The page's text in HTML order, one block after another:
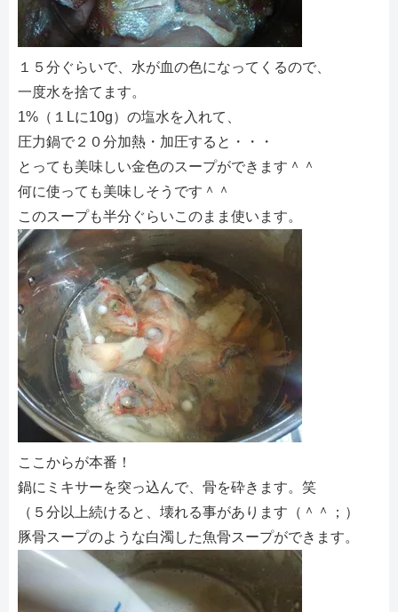
１５分ぐらいで、水が血の色になってくるので、
一度水を捨てます。
1%（１Lに10g）の塩水を入れて、
圧力鍋で２０分加熱・加圧すると・・・
とっても美味しい金色のスープができます＾＾
何に使っても美味しそうです＾＾
このスープも半分ぐらいこのまま使います。
ここからが本番！
鍋にミキサーを突っ込んで、骨を砕きます。笑
（５分以上続けると、壊れる事があります（＾＾；）
豚骨スープのような白濁した魚骨スープができます。